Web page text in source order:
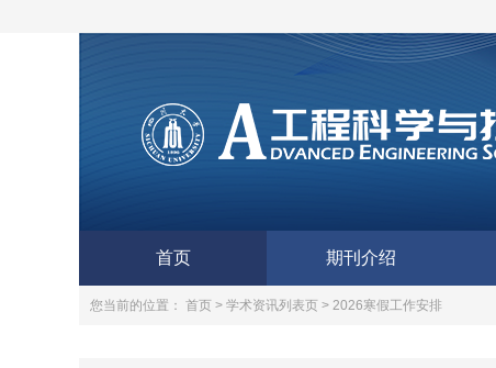
首页 期刊介绍
您当前的位置： 首页 > 学术资讯列表页 > 2026寒假工作安排